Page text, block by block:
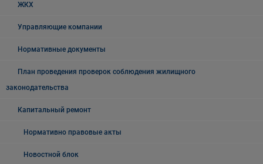
ЖКХ
Управляющие компании
Нормативные документы
План проведения проверок соблюдения жилищного
законодательства
Капитальный ремонт
Нормативно правовые акты
Новостной блок